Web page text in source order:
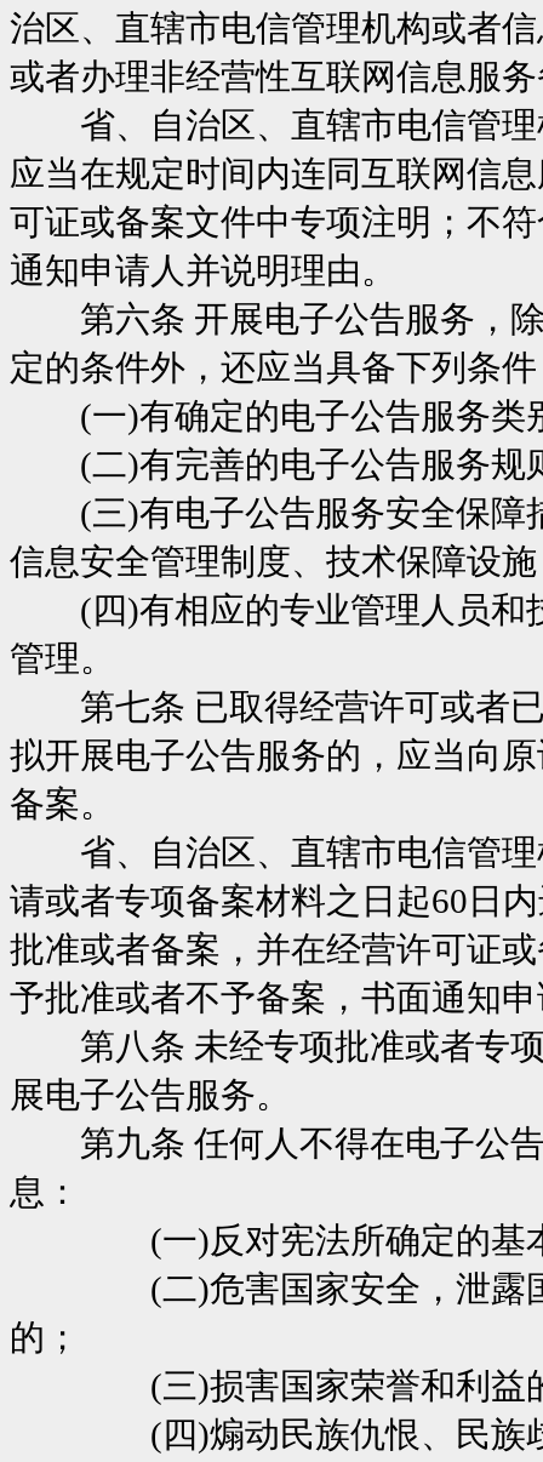
治区、直辖市电信管理机构或者
或者办理非经营性互联网信息服
省、自治区、直辖市电信管理
应当在规定时间内连同互联网信
可证或备案文件中专项注明；不
通知申请人并说明理由。
第六条 开展电子公告服务，除
定的条件外，还应当具备下列条
(一)有确定的电子公告服务类
(二)有完善的电子公告服务规
(三)有电子公告服务安全保障
信息安全管理制度、技术保障设
(四)有相应的专业管理人员和
管理。
第七条 已取得经营许可或者已
拟开展电子公告服务的，应当向
备案。
省、自治区、直辖市电信管理
请或者专项备案材料之日起60日
批准或者备案，并在经营许可证
予批准或者不予备案，书面通知
第八条 未经专项批准或者专项
展电子公告服务。
第九条 任何人不得在电子公告
息：
(一)反对宪法所确定的基本
(二)危害国家安全，泄露国
的；
(三)损害国家荣誉和利益
(四)煽动民族仇恨、民族歧